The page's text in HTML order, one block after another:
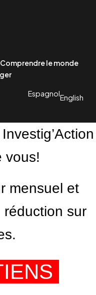
Comprendre le monde
EspagnolEnglish
vous!
mensuel et
sur